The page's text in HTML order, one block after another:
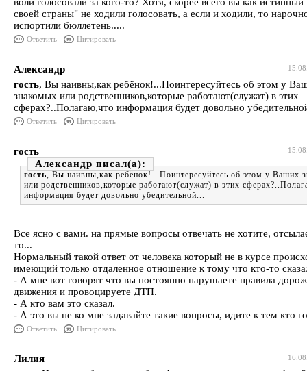
своей страны" не ходили голосовать, а если и ходили, то
испортили бюллетень.....
Ответить Цитировать
Александр
гость, Вы наивны,как ребёнок!...Поинтересуйтесь об этом у
знакомых или родственников,которые работают(служат) в этих
сферах?..Полагаю,что информация будет довольно
Ответить Цитировать
гость
Александр
гость, Вы наивны,как ребёнок!...Поинтересуйтесь об этом у Ваших
или родственников,которые работают(служат) в этих
информация будет довольно убедительной...
Все ясно с вами. на прямые вопросы отвечать не хотите,
то...
Нормальный такой ответ от человека который не в курсе
имеющий только отдаленное отношение к тому что кто-то
- А мне вот говорят что вы постоянно нарушаете правила
движения и провоцируете ДТП.
- А кто вам это сказал.
- А это вы не ко мне задавайте такие вопросы, идите к тем кто
Ответить Цитировать
Лилия